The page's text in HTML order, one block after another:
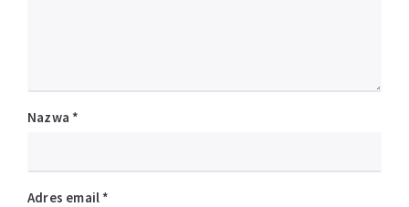
Nazwa *
Adres email *